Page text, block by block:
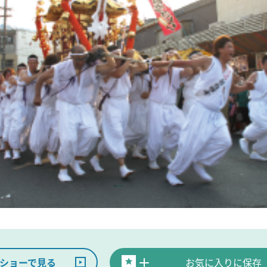
ョーで見る お気に入りに保存